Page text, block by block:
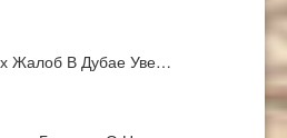
Жалоб В Дубае Уве…